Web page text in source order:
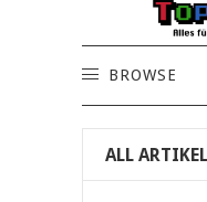
BROWSE
ALL